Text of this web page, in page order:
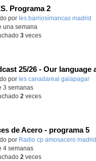
Programa 2
educativo.
por Ies barriosimancas madrid
una semana
3veces
por Ies canadareal galapagar-
3 semanas
2 veces
de Acero - programa 5
educativo.
por Radio cp amosacero madrid
4 semanas
2 veces